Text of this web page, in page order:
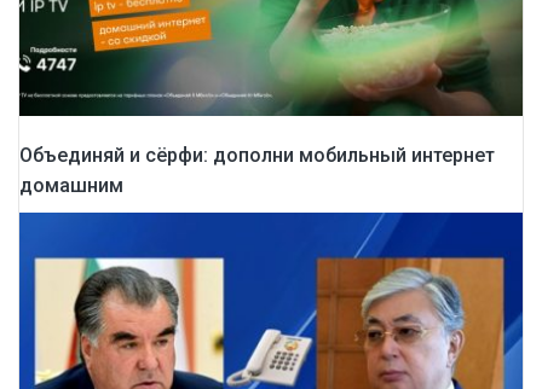
Объединяй и сёрфи: дополни мобильный интернет
домашним